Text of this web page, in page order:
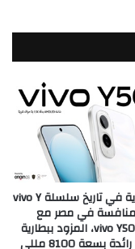
اكبر بطارية في تاريخ سلسلة vivo Y
في مصر مع
إطلاق vivo Y500، المزود ببطارية
BlueVolt رائدة بسعة 8100 مللي